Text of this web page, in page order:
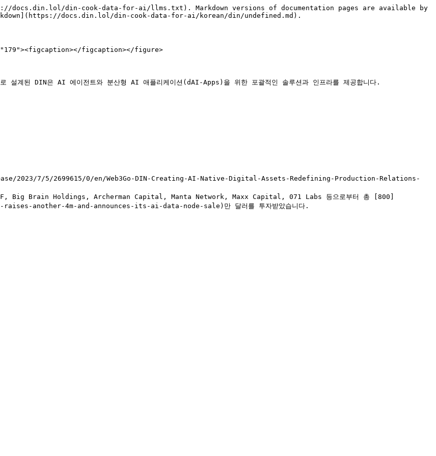
docs.din.lol/din-cook-data-for-ai/llms.txt). Markdown versions of documentation pages are available by
docs.din.lol/din-cook-data-for-ai/korean/din/undefined.md).
figcaption></figure>
된 DIN은 AI 에이전트와 분산형 AI 애플리케이션(dAI-Apps)을 위한 포괄적인 솔루션과 인프라를 제공합니다.
2023/7/5/2699615/0/en/Web3Go-DIN-Creating-AI-Native-Digital-Assets-Redefining-Production-Relations-
Brain Holdings, Archerman Capital, Manta Network, Maxx Capital, 071 Labs 등으로부터 총 [800]